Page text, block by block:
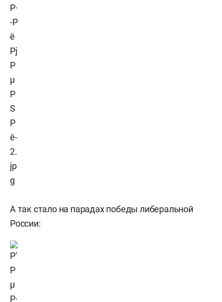
А так стало на парадах победы либеральной
России: